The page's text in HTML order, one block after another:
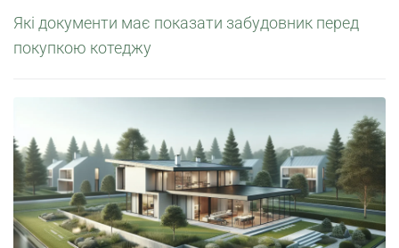
Які документи має показати забудовник перед
покупкою котеджу